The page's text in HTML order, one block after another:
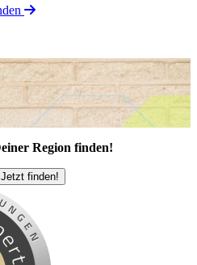
Region finden!